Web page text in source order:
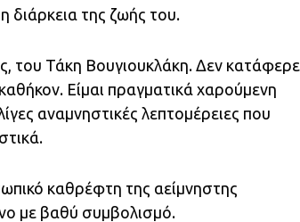
διάρκεια της ζωής του.
του Τάκη Βουγιουκλάκη. Δεν κατάφερε
Είμαι πραγματικά χαρούμενη
αναμνηστικές λεπτομέρειες που
καθρέφτη της αείμνηστης
με βαθύ συμβολισμό.